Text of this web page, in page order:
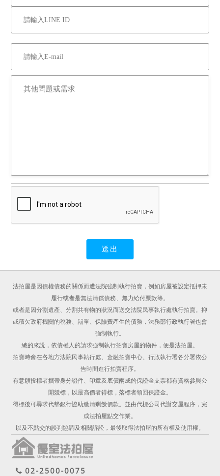
法拍屋是因債權債務的關係而遭法院強制執行拍賣，例如房屋被設定抵押未
履行或者是無法清償債務、無力給付票款等。
或者是因分割遺產、分割共有物的狀況而送交法院民事執行處執行拍賣。抑
或積欠政府機關的稅務、罰單、保險費產生的債務，法務部行政執行署也會
強制執行。
總的來說，依債權人的請求強制執行拍賣房屋的物件，便是法拍屋。
拍賣時會在各地方法院民事執行處、金融拍賣中心、行政執行署各分署依公
告時間進行拍賣程序。
有意願投標者攜帶身分證件、印章及底價兩成的保證金支票都有資格參與公
開競標，以最高價者得標，落標者領回保證金。
得標後可尋求代墊銀行協助繳清剩餘價款。並由代標公司代辦交屋程序，完
成法拍屋點交作業。
以及不點交的談判協調及相關訴訟，最後取得法拍屋的所有權及使用權。
02-2500-0075